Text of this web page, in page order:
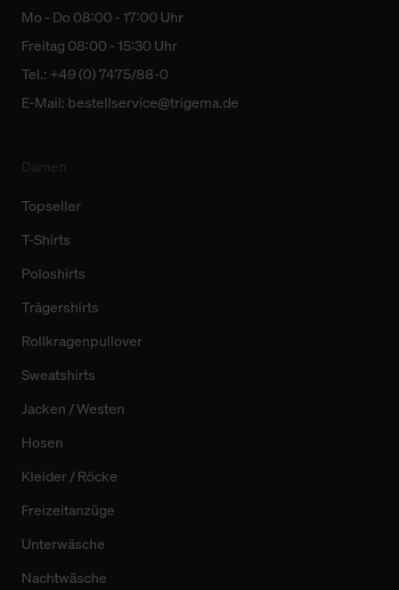
Mo - Do 08:00 - 17:00 Uhr
Freitag 08:00 - 15:30 Uhr
Tel.: +49 (0) 7475/88-0
E-Mail: bestellservice@trigema.de
Topseller
T-Shirts
Poloshirts
Trägershirts
Rollkragenpullover
Sweatshirts
Jacken / Westen
Hosen
Kleider / Röcke
Freizeitanzüge
Unterwäsche
Nachtwäsche